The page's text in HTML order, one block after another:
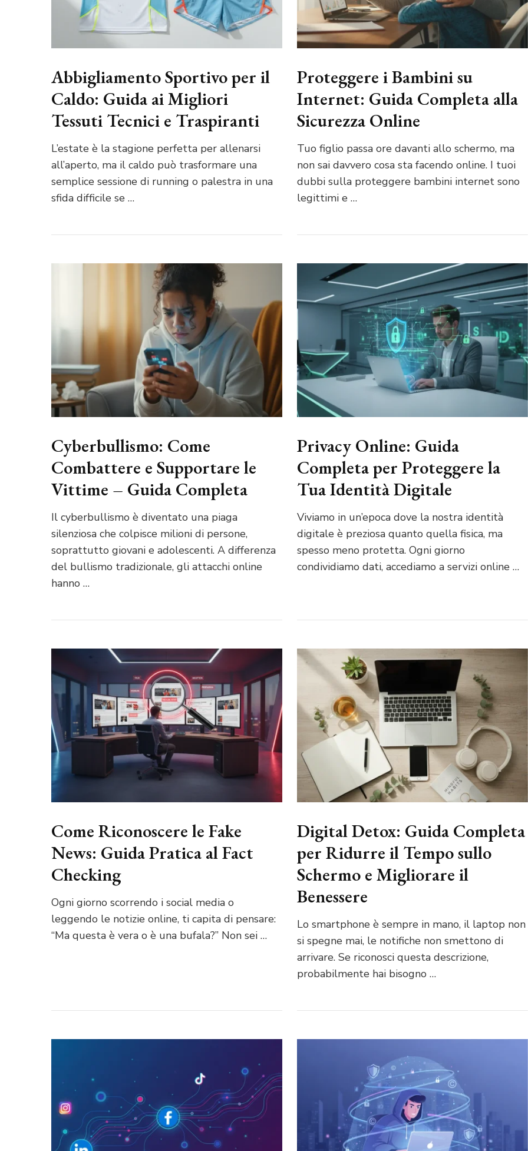
Abbigliamento Sportivo per il
Caldo: Guida ai Migliori
Tessuti Tecnici e Traspiranti
L’estate è la stagione perfetta per allenarsi
all’aperto, ma il caldo può trasformare una
semplice sessione di running o palestra in una
sfida difficile se …
Proteggere i Bambini su
Internet: Guida Completa alla
Sicurezza Online
Tuo figlio passa ore davanti allo schermo, ma
non sai davvero cosa sta facendo online. I tuoi
dubbi sulla proteggere bambini internet sono
legittimi e …
Cyberbullismo: Come
Combattere e Supportare le
Vittime – Guida Completa
Il cyberbullismo è diventato una piaga
silenziosa che colpisce milioni di persone,
soprattutto giovani e adolescenti. A differenza
del bullismo tradizionale, gli attacchi online
hanno …
Privacy Online: Guida
Completa per Proteggere la
Tua Identità Digitale
Viviamo in un’epoca dove la nostra identità
digitale è preziosa quanto quella fisica, ma
spesso meno protetta. Ogni giorno
condividiamo dati, accediamo a servizi online …
Come Riconoscere le Fake
News: Guida Pratica al Fact
Checking
Ogni giorno scorrendo i social media o
leggendo le notizie online, ti capita di pensare:
“Ma questa è vera o è una bufala?” Non sei …
Digital Detox: Guida Completa
per Ridurre il Tempo sullo
Schermo e Migliorare il
Benessere
Lo smartphone è sempre in mano, il laptop non
si spegne mai, le notifiche non smettono di
arrivare. Se riconosci questa descrizione,
probabilmente hai bisogno …